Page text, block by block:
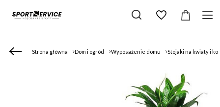
Strona główna Dom i ogród Wyposażenie domu Stojaki na kwiaty i